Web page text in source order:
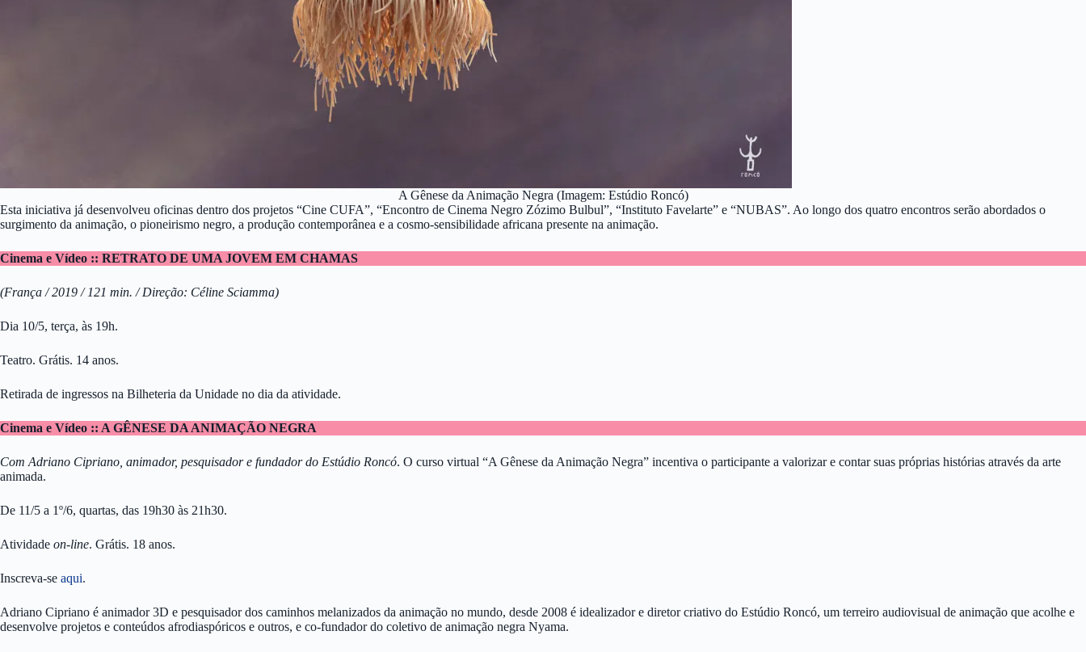
A Gênese da Animação Negra (Imagem: Estúdio Roncó)
Esta iniciativa já desenvolveu oficinas dentro dos projetos “Cine CUFA”, “Encontro de Cinema Negro Zózimo Bulbul”, “Instituto Favelarte” e “NUBAS”. Ao longo dos quatro encontros serão abordados o
surgimento da animação, o pioneirismo negro, a produção contemporânea e a cosmo-sensibilidade africana presente na animação.
Cinema e Vídeo :: RETRATO DE UMA JOVEM EM CHAMAS
(França / 2019 / 121 min. / Direção: Céline Sciamma)
Dia 10/5, terça, às 19h.
Teatro. Grátis. 14 anos.
Retirada de ingressos na Bilheteria da Unidade no dia da atividade.
Cinema e Vídeo :: A GÊNESE DA ANIMAÇÃO NEGRA
Com Adriano Cipriano, animador, pesquisador e fundador do Estúdio Roncó. O curso virtual “A Gênese da Animação Negra” incentiva o participante a valorizar e contar suas próprias histórias através da arte
animada.
De 11/5 a 1º/6, quartas, das 19h30 às 21h30.
Atividade on-line. Grátis. 18 anos.
Inscreva-se aqui.
Adriano Cipriano é animador 3D e pesquisador dos caminhos melanizados da animação no mundo, desde 2008 é idealizador e diretor criativo do Estúdio Roncó, um terreiro audiovisual de animação que acolhe e
desenvolve projetos e conteúdos afrodiaspóricos e outros, e co-fundador do coletivo de animação negra Nyama.